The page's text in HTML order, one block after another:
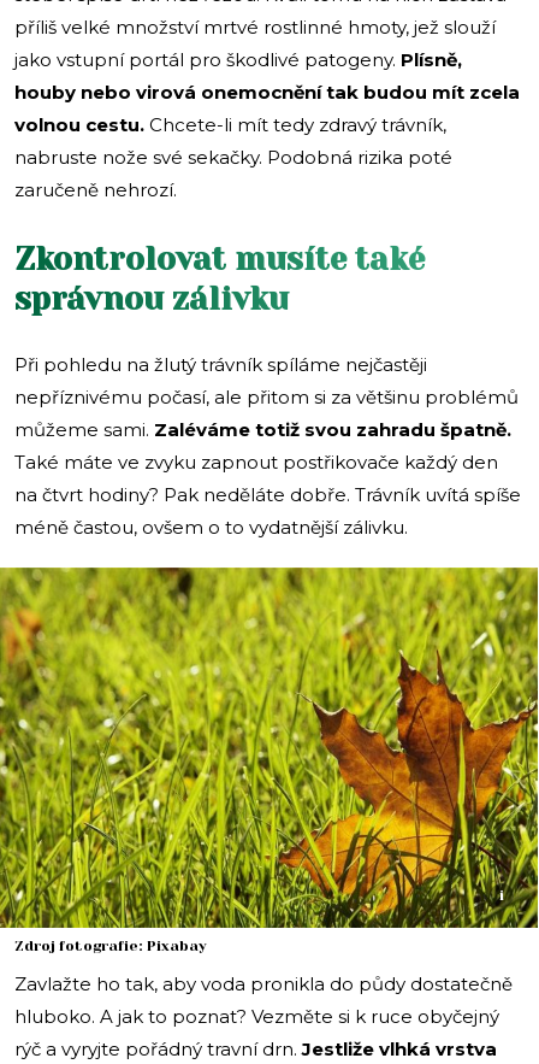
příliš velké množství mrtvé rostlinné hmoty, jež slouží
jako vstupní portál pro škodlivé patogeny. Plísně,
houby nebo virová onemocnění tak budou mít zcela
volnou cestu. Chcete-li mít tedy zdravý trávník,
nabruste nože své sekačky. Podobná rizika poté
zaručeně nehrozí.
Zkontrolovat musíte také
správnou zálivku
Při pohledu na žlutý trávník spíláme nejčastěji
nepříznivému počasí, ale přitom si za většinu problémů
můžeme sami. Zaléváme totiž svou zahradu špatně.
Také máte ve zvyku zapnout postřikovače každý den
na čtvrt hodiny? Pak neděláte dobře. Trávník uvítá spíše
méně častou, ovšem o to vydatnější zálivku.
i
Zdroj fotografie: Pixabay
Zavlažte ho tak, aby voda pronikla do půdy dostatečně
hluboko. A jak to poznat? Vezměte si k ruce obyčejný
rýč a vyryjte pořádný travní drn.Jestliže vlhká vrstva